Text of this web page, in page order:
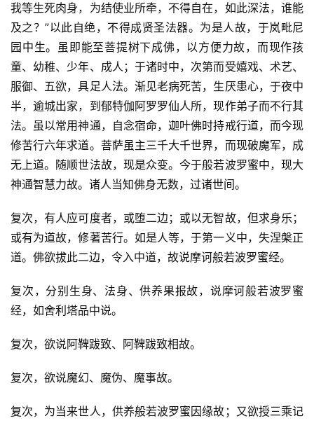
我等生死肉身，为结使业所牵，不得自在，如此深法，谁能
及之？”以此自绝，不得成贤圣法器。为是人故，于岚毗尼
园中生。虽即能至菩提树下成佛，以方便力故，而现作孩
童、幼稚、少年、成人；于诸时中，次第而受嬉戏、术艺、
服御、五欲，具足人法。渐见老病死苦，生厌患心，于夜中
半，逾城出家，到郁特伽阿罗罗仙人所，现作弟子而不行其
法。虽以常用神通，自念宿命，迦叶佛时持戒行道，而今现
修苦行六年求道。菩萨虽主三千大千世界，而现破魔军，成
无上道。随顺世法故，现是众变。今于般若波罗蜜中，现大
神通智慧力故。诸人当知佛身无数，过诸世间。
复次，有人应可度者，或堕二边；或以无智故，但求身乐；
或有为道故，修著苦行。如是人等，于第一义中，失涅槃正
道。佛欲拔此二边，令入中道，故说摩诃般若波罗蜜经。
复次，分别生身、法身、供养果报故，说摩诃般若波罗蜜
经，如舍利塔品中说。
复次，欲说阿鞞跋致、阿鞞跋致相故。
复次，欲说魔幻、魔伪、魔事故。
复次，为当来世人，供养般若波罗蜜因缘故；又欲授三乘记